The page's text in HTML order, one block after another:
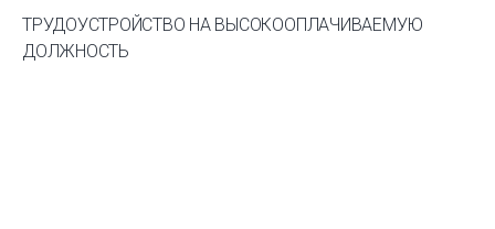
ТРУДОУСТРОЙСТВО НА ВЫСОКООПЛАЧИВАЕМУЮ
ДОЛЖНОСТЬ